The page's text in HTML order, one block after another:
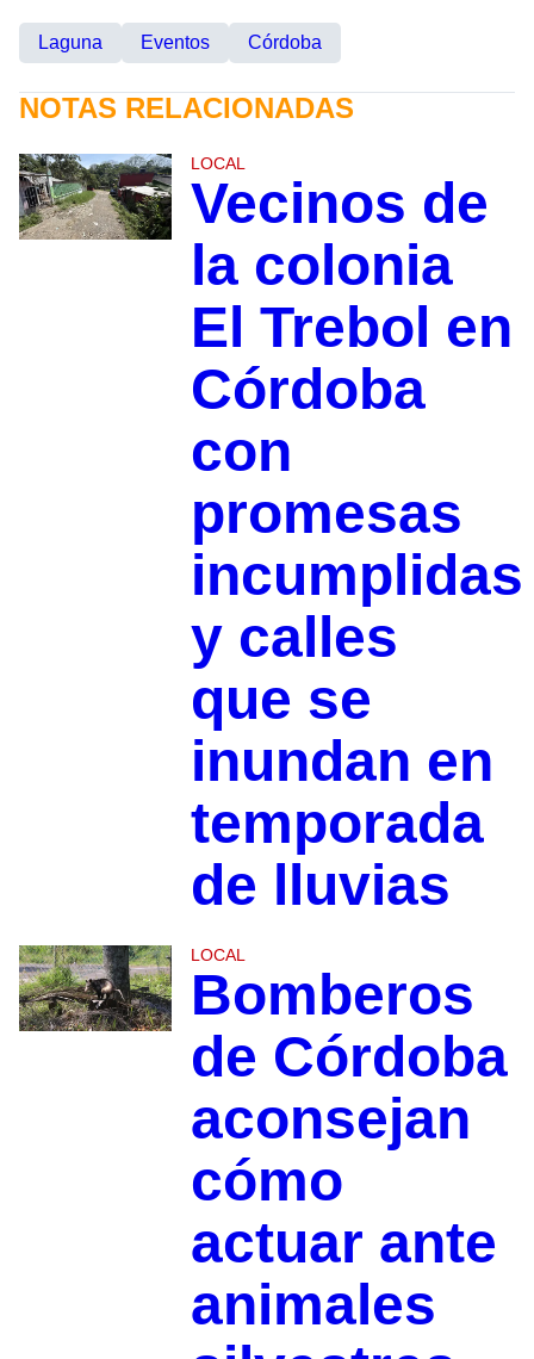
Laguna Eventos Córdoba
NOTAS RELACIONADAS
LOCAL
Vecinos de
la colonia
El Trebol en
Córdoba
con
promesas
incumplidas
y calles
que se
inundan en
temporada
de lluvias
LOCAL
Bomberos
de Córdoba
aconsejan
cómo
actuar ante
animales